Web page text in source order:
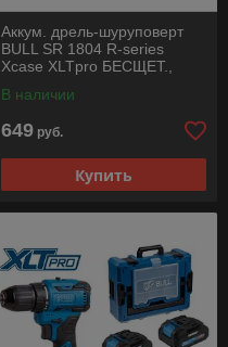
Аккум. дрель-шуруповерт
BULL SR 1804 R-series
Xcase XLTpro БЕСЩЕТ.,
А*ч
В наличии
649 руб.
Купить